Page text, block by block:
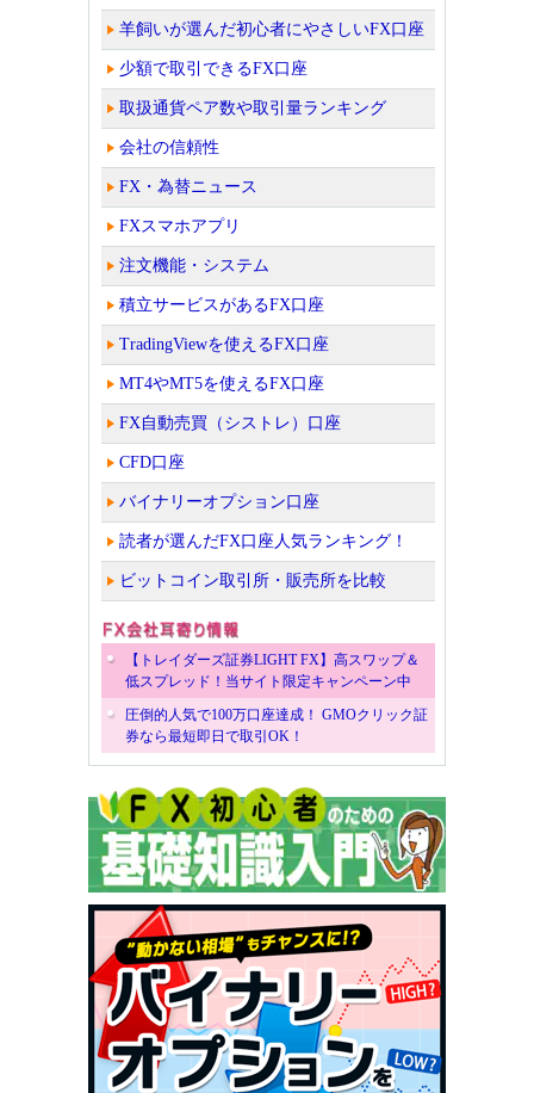
羊飼いが選んだ初心者にやさしいFX口座
少額で取引できるFX口座
取扱通貨ペア数や取引量ランキング
会社の信頼性
FX・為替ニュース
FXスマホアプリ
注文機能・システム
積立サービスがあるFX口座
TradingViewを使えるFX口座
MT4やMT5を使えるFX口座
FX自動売買（シストレ）口座
CFD口座
バイナリーオプション口座
読者が選んだFX口座人気ランキング！
ビットコイン取引所・販売所を比較
【トレイダーズ証券LIGHT FX】高スワップ＆
低スプレッド！当サイト限定キャンペーン中
圧倒的人気で100万口座達成！ GMOクリック証
券なら最短即日で取引OK！